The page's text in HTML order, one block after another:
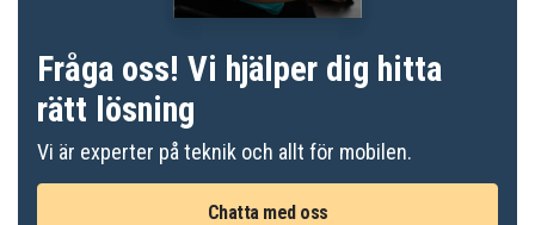
Fråga oss! Vi hjälper dig hitta
rätt lösning
Vi är experter på teknik och allt för mobilen.
Chatta med oss